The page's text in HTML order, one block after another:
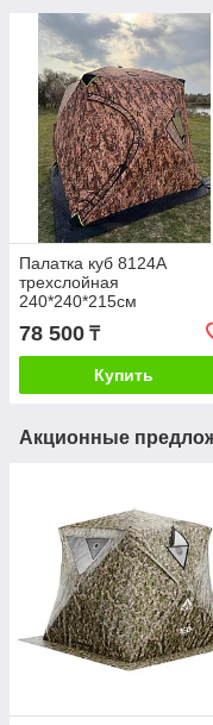
Палатка куб 8124А
трехслойная
240*240*215см
78 500 ₸
Купить
Акционные